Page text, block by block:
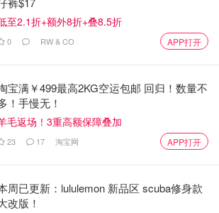
图片来自@中华小曲库
很像，有一丢丢的硅感。
至2.1折+额外8折+叠8.5折
0 RW & CO APP打开
宝满￥499最高2KG空运包邮 回归！数量不
！手慢无！
毛返场！3重高额保障叠加
23 17 淘宝网 APP打开
周已更新：lululemon 新品区 scuba修身款
改版！